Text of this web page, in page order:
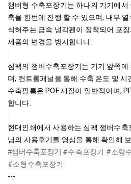
챔버형 수축포장기는 하나의 기기에서
축을 한번에 진행 할 수 있으며, 내부
식혀주는 급속 냉각펜이 장착되어 포
제품의 변경을 방지합니다.
심팩의 챔버수축포장기는 기기 앞쪽에
며, 컨트롤패널을 통해 수축 온도 및 시
수축필름은 POF 재질이 일반적이며,
합니다.
현대인쇄에서 사용하는 심팩 챔버수
님의 사용후기를 영상을 통해 확인해
#챔버수축포장기
#수축포장기 #소량
#소형수축포장기
---